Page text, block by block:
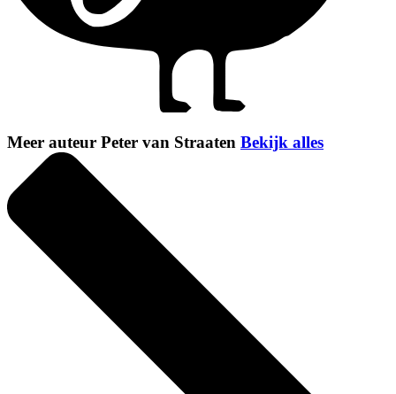
Meer auteur Peter van Straaten Bekijk alles